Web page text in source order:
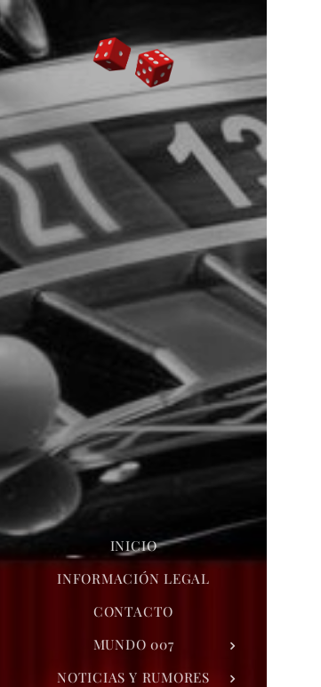
INICIO
INFORMACIÓN LEGAL
CONTACTO
MUNDO 007
NOTICIAS Y RUMORES